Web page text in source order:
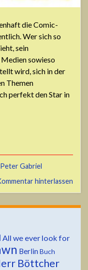
die Comic-
Wer sich so
sein
sowieso
wird, sich in der
Themen
perfekt den Star in
Peter Gabriel
hinterlassen
All we ever look for
Berlin Buch
Böttcher